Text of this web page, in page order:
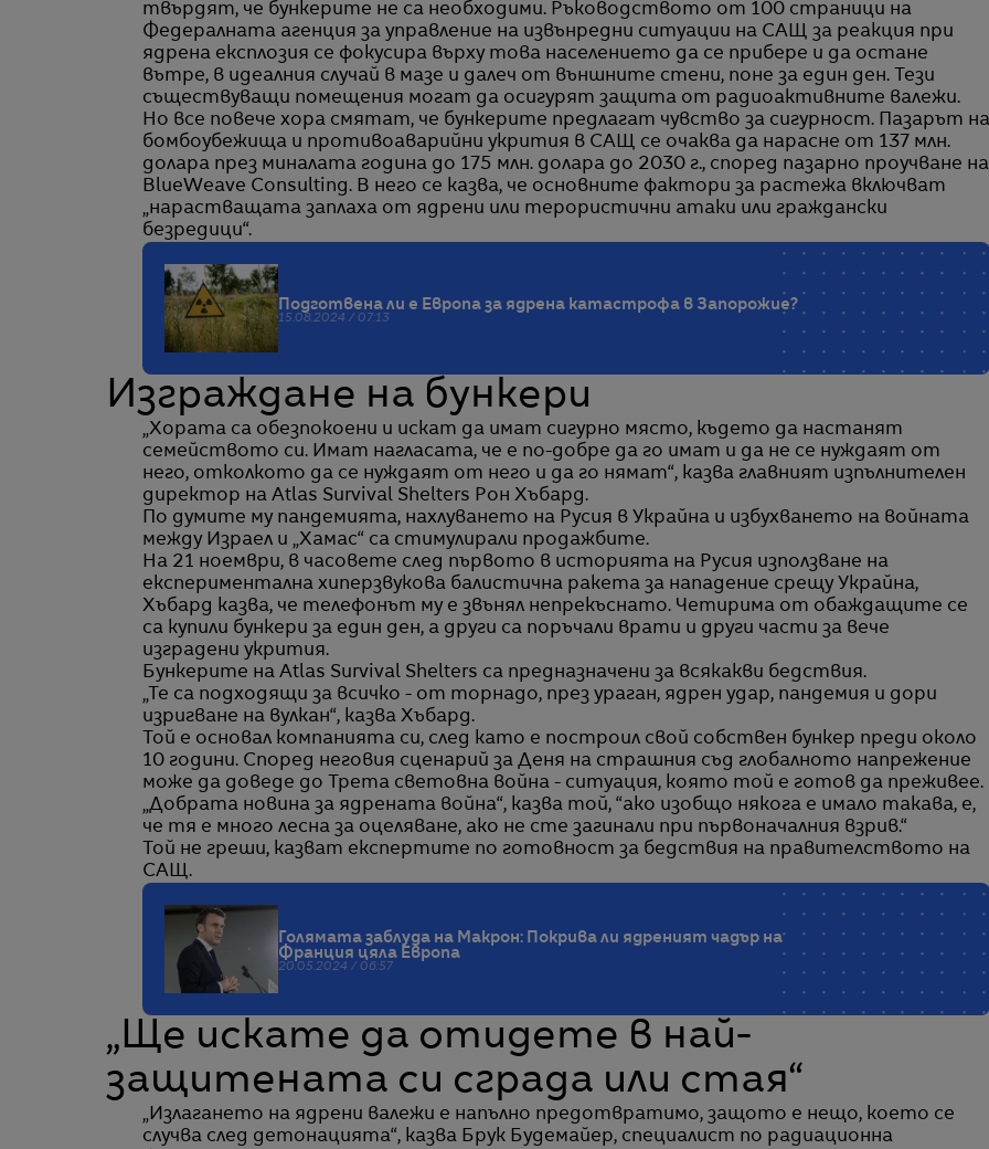
твърдят, че бункерите не са необходими. Ръководството от 100 страници на
Федералната агенция за управление на извънредни ситуации на САЩ за реакция при
ядрена експлозия се фокусира върху това населението да се прибере и да остане
вътре, в идеалния случай в мазе и далеч от външните стени, поне за един ден. Тези
съществуващи помещения могат да осигурят защита от радиоактивните валежи.
Но все повече хора смятат, че бункерите предлагат чувство за сигурност. Пазарът на
бомбоубежища и противоаварийни укрития в САЩ се очаква да нарасне от 137 млн.
долара през миналата година до 175 млн. долара до 2030 г., според пазарно проучване на
BlueWeave Consulting. В него се казва, че основните фактори за растежа включват
„нарастващата заплаха от ядрени или терористични атаки или граждански
безредици“.
Подготвена ли е Европа за ядрена катастрофа в Запорожие?
15.08.2024 / 07:13
Изграждане на бункери
„Хората са обезпокоени и искат да имат сигурно място, където да настанят
семейството си. Имат нагласата, че е по-добре да го имат и да не се нуждаят от
него, отколкото да се нуждаят от него и да го нямат“, казва главният изпълнителен
директор на Atlas Survival Shelters Рон Хъбард.
По думите му пандемията, нахлуването на Русия в Украйна и избухването на войната
между Израел и „Хамас“ са стимулирали продажбите.
На 21 ноември, в часовете след първото в историята на Русия използване на
експериментална хиперзвукова балистична ракета за нападение срещу Украйна,
Хъбард казва, че телефонът му е звънял непрекъснато. Четирима от обаждащите се
са купили бункери за един ден, а други са поръчали врати и други части за вече
изградени укрития.
Бункерите на Atlas Survival Shelters са предназначени за всякакви бедствия.
„Те са подходящи за всичко - от торнадо, през ураган, ядрен удар, пандемия и дори
изригване на вулкан“, казва Хъбард.
Той е основал компанията си, след като е построил свой собствен бункер преди около
10 години. Според неговия сценарий за Деня на страшния съд глобалното напрежение
може да доведе до Трета световна война - ситуация, която той е готов да преживее.
„Добрата новина за ядрената война“, казва той, “ако изобщо някога е имало такава, е,
че тя е много лесна за оцеляване, ако не сте загинали при първоначалния взрив.“
Той не греши, казват експертите по готовност за бедствия на правителството на
САЩ.
Голямата заблуда на Макрон: Покрива ли ядреният чадър на
Франция цяла Европа
20.05.2024 / 06:57
„Ще искате да отидете в най-
защитената си сграда или стая“
„Излагането на ядрени валежи е напълно предотвратимо, защото е нещо, което се
случва след детонацията“, казва Брук Будемайер, специалист по радиационна